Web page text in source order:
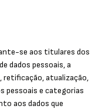
se aos titulares dos
dados pessoais, a
retificação, atualização,
pessoais e categorias
aos dados que